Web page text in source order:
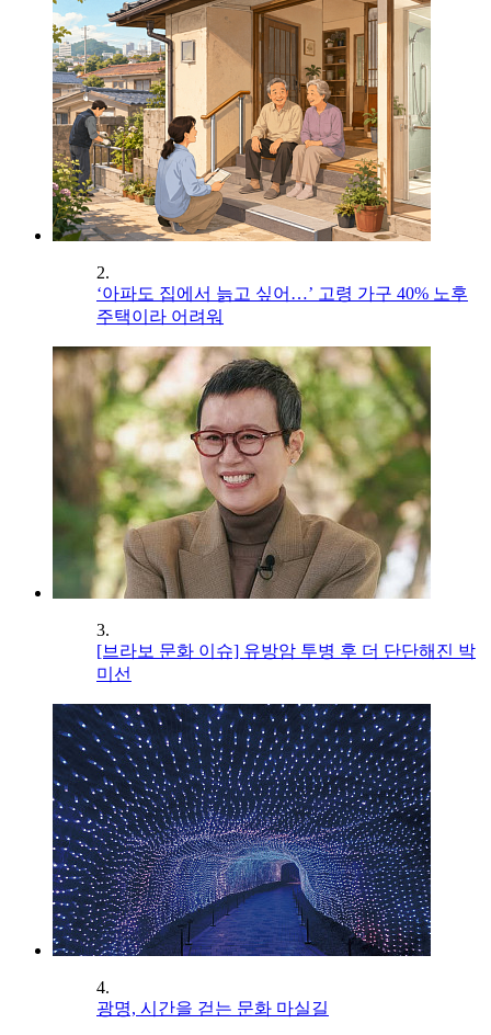
2.
‘아파도 집에서 늙고 싶어…’ 고령 가구 40% 노후
주택이라 어려워
3.
[브라보 문화 이슈] 유방암 투병 후 더 단단해진 박
미선
4.
광명, 시간을 걷는 문화 마실길